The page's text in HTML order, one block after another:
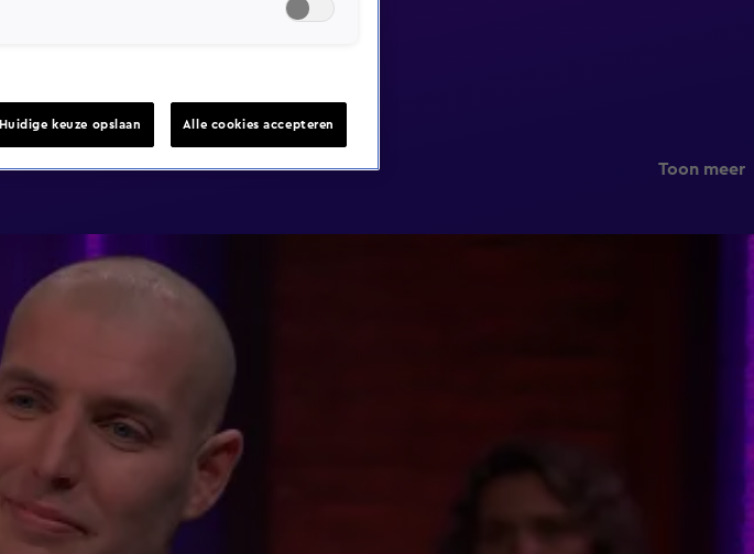
Toon meer
Huidige keuze opslaan Alle cookies accepteren